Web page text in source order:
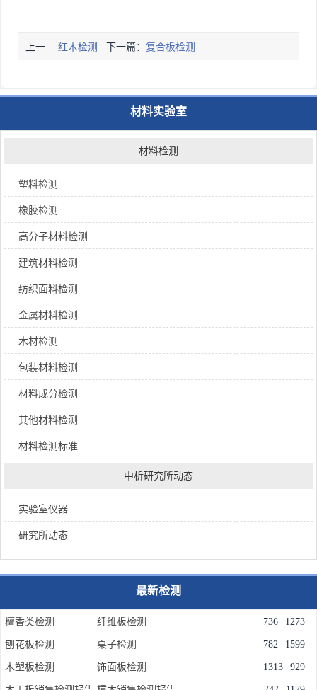
上一 红木检测 下一篇： 复合板检测
材料实验室
材料检测
塑料检测
橡胶检测
高分子材料检测
建筑材料检测
纺织面料检测
金属材料检测
木材检测
包装材料检测
材料成分检测
其他材料检测
材料检测标准
中析研究所动态
实验室仪器
研究所动态
最新检测
檀香类检测 1273
纤维板检测 736
刨花板检测 1599
桌子检测 782
木塑板检测 929
饰面板检测 1313